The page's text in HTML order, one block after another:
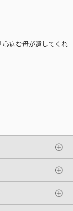
心病む母が遺してくれ